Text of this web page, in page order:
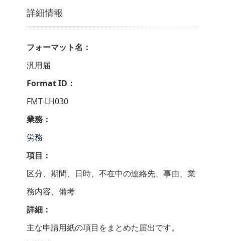
詳細情報
フォーマット名：
汎用届
Format ID：
FMT-LH030
業務：
労務
項目：
区分、期間、日時、不在中の連絡先、事由、業
務内容、備考
詳細：
主な申請用紙の項目をまとめた届出です。